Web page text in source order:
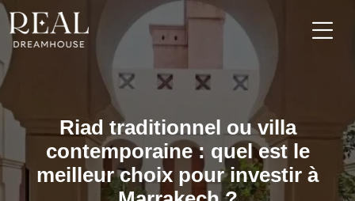
Riad traditionnel ou villa
contemporaine : quel est le
meilleur choix pour investir à